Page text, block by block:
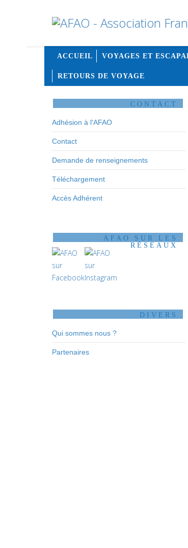
ACCUEIL VOYAGES ET
RETOURS DE VOYAGE
CONTACT
Adhésion à l'AFAO
Contact
Demande de renseignements
Téléchargement
Accès Adhérent
AFAO SUR LES
RÉSEAUX
DIVERS
Qui sommes nous ?
Partenaires